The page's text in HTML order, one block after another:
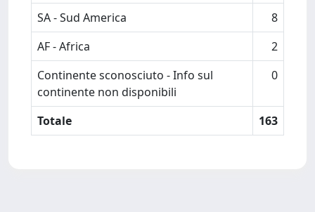
SA - Sud America
8
AF - Africa
2
Continente sconosciuto - Info sul
continente non disponibili
0
Totale 163